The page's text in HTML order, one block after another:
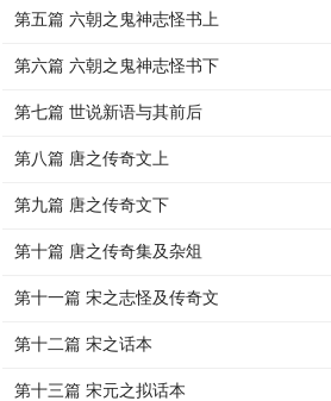
第五篇 六朝之鬼神志怪书上
第六篇 六朝之鬼神志怪书下
第七篇 世说新语与其前后
第八篇 唐之传奇文上
第九篇 唐之传奇文下
第十篇 唐之传奇集及杂俎
第十一篇 宋之志怪及传奇文
第十二篇 宋之话本
第十三篇 宋元之拟话本